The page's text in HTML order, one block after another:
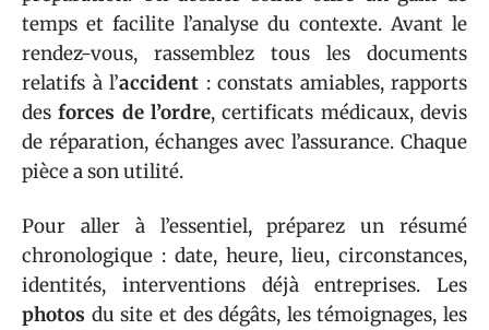
temps et facilite l’analyse du contexte. Avant le
rendez-vous, rassemblez tous les documents
relatifs à l’accident : constats amiables, rapports
desforces de l’ordre, certificats médicaux, devis
de réparation, échanges avec l’assurance. Chaque
pièce a son utilité.
Pour aller à l’essentiel, préparez un résumé
chronologique : date, heure, lieu, circonstances,
identités, interventions déjà entreprises. Les
photos du site et des dégâts, les témoignages, les